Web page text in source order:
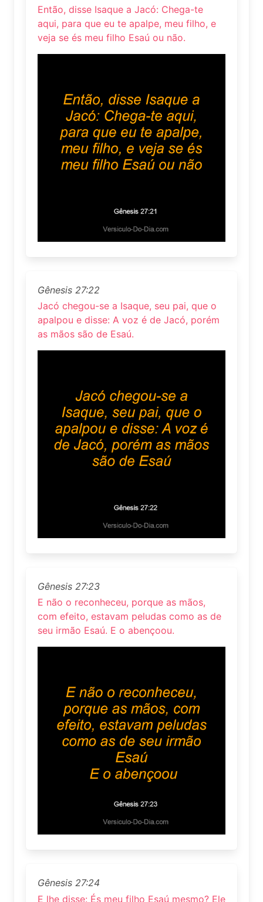
Então, disse Isaque a Jacó: Chega-te
aqui, para que eu te apalpe, meu filho, e
veja se és meu filho Esaú ou não.
Gênesis 27:22
Jacó chegou-se a Isaque, seu pai, que o
apalpou e disse: A voz é de Jacó, porém
as mãos são de Esaú.
Gênesis 27:23
E não o reconheceu, porque as mãos,
com efeito, estavam peludas como as de
seu irmão Esaú. E o abençoou.
Gênesis 27:24
E lhe disse: És meu filho Esaú mesmo? Ele